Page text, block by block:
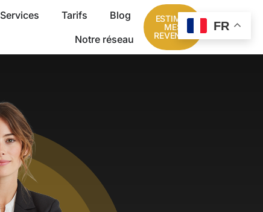
Services Tarifs
Blog
Notre réseau
ESTIMER
MES
REVENUS
FR